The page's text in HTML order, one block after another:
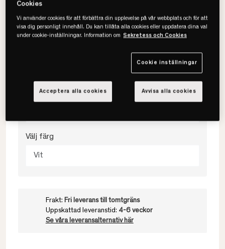
Supersoft Bäddmadrass
• Transporterar fukt & värme
• Högelastisk stoppning
Välj storlek
Välj färg
Vit
Frakt: Fri leverans till tomtgräns
Uppskattad leveranstid: 4-6 veckor
Se våra leveransalternativ här
Cookies
Vi använder cookies för att förbättra din upplevelse på vår webbplats och för att
visa dig personligt innehåll. Du kan tillåta alla cookies eller uppdatera dina val
under cookie-inställningar. Information om Sekretess och Cookies
Cookie inställningar
Avvisa alla cookies
Acceptera alla cookies